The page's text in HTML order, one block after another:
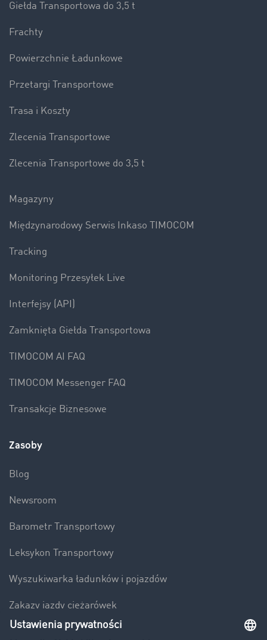
Giełda Transportowa do 3,5 t
Frachty
Powierzchnie Ładunkowe
Przetargi Transportowe
Trasa i Koszty
Zlecenia Transportowe
Zlecenia Transportowe do 3,5 t
Magazyny
Międzynarodowy Serwis Inkaso TIMOCOM
Tracking
Monitoring Przesyłek Live
Interfejsy (API)
Zamknięta Giełda Transportowa
TIMOCOM AI FAQ
TIMOCOM Messenger FAQ
Transakcje Biznesowe
Zasoby
Blog
Newsroom
Barometr Transportowy
Leksykon Transportowy
Wyszukiwarka ładunków i pojazdów
Zakazy jazdy ciężarówek
Bezpieczeństwo